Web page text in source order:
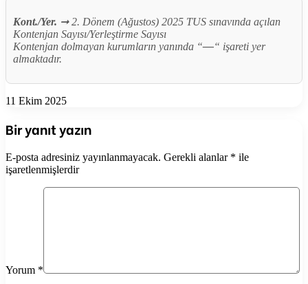
Kont./Yer. ➞ 2. Dönem (Ağustos) 2025 TUS sınavında açılan
Kontenjan Sayısı/Yerleştirme Sayısı
Kontenjan dolmayan kurumların yanında “—“ işareti yer
almaktadır.
11 Ekim 2025
Bir yanıt yazın
E-posta adresiniz yayınlanmayacak. Gerekli alanlar * ile
işaretlenmişlerdir
Yorum *